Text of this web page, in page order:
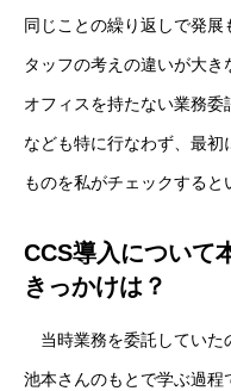
同じことの繰り返しで発
タッフの考えの違いが大き
オフィスを持たない業務
なども特に行なわず、最
ものを私がチェックすると
CCS導入について
きっかけは？
当時業務を委託していた
池本さんのもとで学ぶ過程